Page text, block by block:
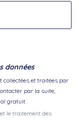
données
collectées et traitées par
par la suite,
gratuit.
le traitement des